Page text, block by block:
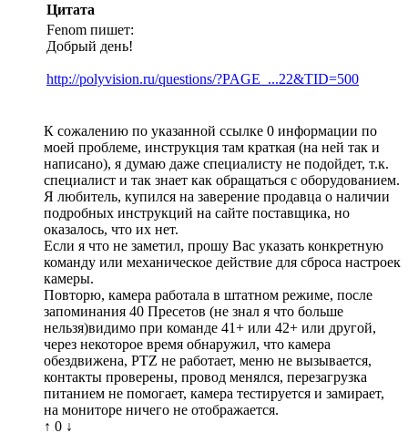
Цитата
Fenom пишет:
Добрый день!
http://polyvision.ru/questions/?PAGE_...22&TID=500
К сожалению по указанной ссылке 0 информации по
моей проблеме, инструкция там краткая (на ней так и
написано), я думаю даже специалисту не подойдет, т.к.
специалист и так знает как обращаться с оборудованием.
Я любитель, купился на заверение продавца о наличии
подробных инструкций на сайте поставщика, но
оказалось, что их нет.
Если я что не заметил, прошу Вас указать конкретную
команду или механическое действие для сброса настроек
камеры.
Повторю, камера работала в штатном режиме, после
запоминания 40 Пресетов (не знал я что больше
нельзя)видимо при команде 41+ или 42+ или другой,
через некоторое время обнаружил, что камера
обездвижена, PTZ не работает, меню не вызывается,
контакты проверены, провод менялся, перезагрузка
питанием не помогает, камера тестируется и замирает,
на мониторе ничего не отображается.
↑ 0 ↓